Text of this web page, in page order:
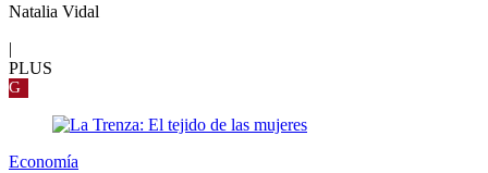
Natalia Vidal
|
PLUS
G
Economía